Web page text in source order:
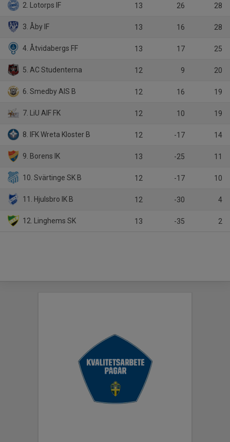
2. Lotorps IF 13 26 28
3. Åby IF 13 16 28
4. Åtvidabergs FF 13 17 25
5. AC Studenterna 12 9 20
6. Smedby AIS B 12 16 19
7. LiU AIF FK 12 10 19
8. IFK Wreta Kloster B 12 -17 14
9. Borens IK 13 -25 11
10. Svärtinge SK B 12 -17 10
11. Hjulsbro IK B 12 -30 4
12. Linghems SK 13 -35 2